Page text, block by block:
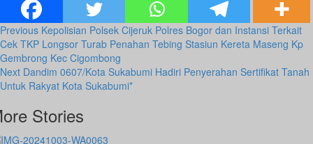
Post
Navigation
Previous Kepolisian Polsek Cijeruk Polres Bogor dan Instansi Terkait
Cek TKP Longsor Turab Penahan Tebing Stasiun Kereta Maseng Kp
Gembrong Kec Cigombong
Next Dandim 0607/Kota Sukabumi Hadiri Penyerahan Sertifikat Tanah
Untuk Rakyat Kota Sukabumi*
Stories